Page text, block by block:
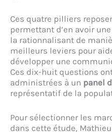
Ces quatre pilliers
permettant d’en avoir
la rationnalisant de
meilleurs leviers pour
développer une
Ces dix-huit questions
administrées à un panel
représentatif de la
Pour sélectionner les
dans cette étude,